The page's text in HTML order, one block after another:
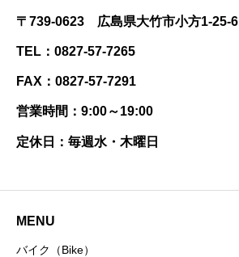
〒739-0623 広島県大竹市小方1-25-6
TEL：0827-57-7265
FAX：0827-57-7291
営業時間：9:00～19:00
定休日：毎週水・木曜日
MENU
バイク（Bike）